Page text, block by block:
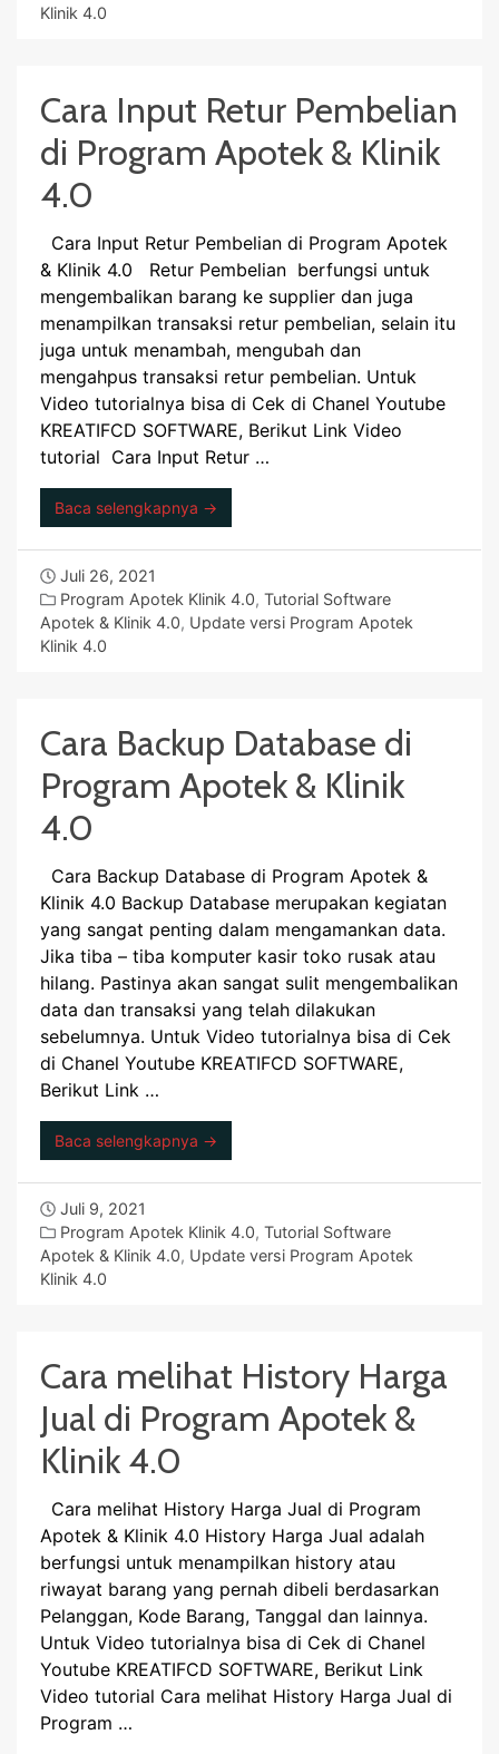
Klinik 4.0
Cara Input Retur Pembelian
di Program Apotek & Klinik
4.0
Cara Input Retur Pembelian di Program Apotek
& Klinik 4.0 Retur Pembelian berfungsi untuk
mengembalikan barang ke supplier dan juga
menampilkan transaksi retur pembelian, selain itu
juga untuk menambah, mengubah dan
mengahpus transaksi retur pembelian. Untuk
Video tutorialnya bisa di Cek di Chanel Youtube
KREATIFCD SOFTWARE, Berikut Link Video
tutorial Cara Input Retur …
Baca selengkapnya →
Juli 26, 2021
Program Apotek Klinik 4.0,Tutorial Software
Apotek & Klinik 4.0, Update versi Program Apotek
Klinik 4.0
Cara Backup Database di
Program Apotek & Klinik
4.0
Cara Backup Database di Program Apotek &
Klinik 4.0 Backup Database merupakan kegiatan
yang sangat penting dalam mengamankan data.
Jika tiba – tiba komputer kasir toko rusak atau
hilang. Pastinya akan sangat sulit mengembalikan
data dan transaksi yang telah dilakukan
sebelumnya. Untuk Video tutorialnya bisa di Cek
di Chanel Youtube KREATIFCD SOFTWARE,
Berikut Link …
Baca selengkapnya →
Juli 9, 2021
Program Apotek Klinik 4.0,Tutorial Software
Apotek & Klinik 4.0, Update versi Program Apotek
Klinik 4.0
Cara melihat History Harga
Jual di Program Apotek &
Klinik 4.0
Cara melihat History Harga Jual di Program
Apotek & Klinik 4.0 History Harga Jual adalah
berfungsi untuk menampilkan history atau
riwayat barang yang pernah dibeli berdasarkan
Pelanggan, Kode Barang, Tanggal dan lainnya.
Untuk Video tutorialnya bisa di Cek di Chanel
Youtube KREATIFCD SOFTWARE, Berikut Link
Video tutorial Cara melihat History Harga Jual di
Program …